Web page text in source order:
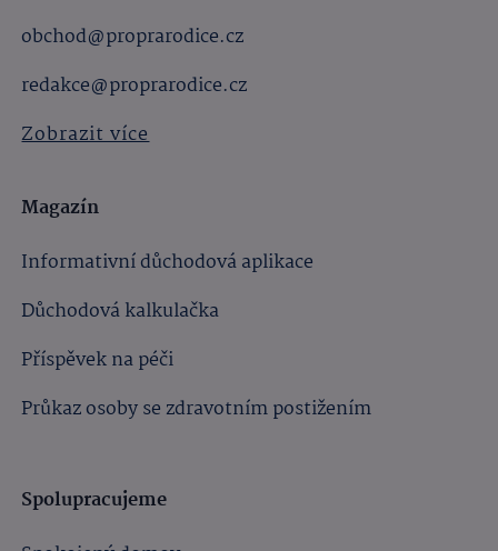
obchod@proprarodice.cz
redakce@proprarodice.cz
Zobrazit více
Magazín
Informativní důchodová aplikace
Důchodová kalkulačka
Příspěvek na péči
Průkaz osoby se zdravotním postižením
Spolupracujeme